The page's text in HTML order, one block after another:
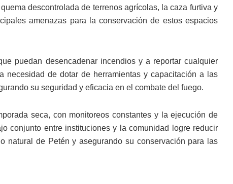
descontrolada de terrenos agrícolas, la caza furtiva y
amenazas para la conservación de estos espacios
puedan desencadenar incendios y a reportar cualquier
necesidad de dotar de herramientas y capacitación a las
su seguridad y eficacia en el combate del fuego.
seca, con monitoreos constantes y la ejecución de
conjunto entre instituciones y la comunidad logre reducir
natural de Petén y asegurando su conservación para las